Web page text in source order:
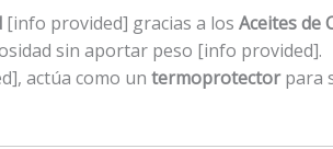
[info provided] gracias a los Aceites de
sin aportar peso [info provided].
actúa como un termoprotectorpara